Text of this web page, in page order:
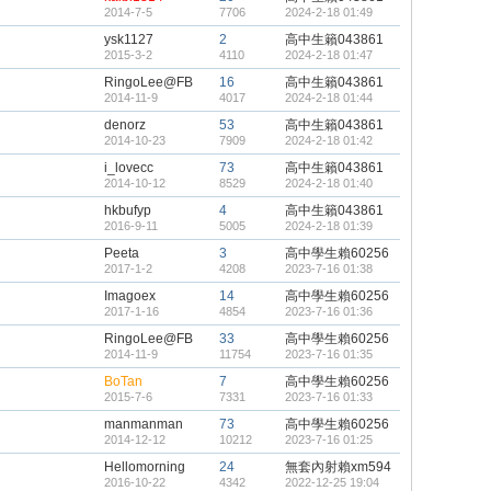
2014-7-5 7706 2024-2-18 01:49
ysk1127
2015-3-2
2
4110
高中生籟043861
2024-2-18 01:47
RingoLee@FB
2014-11-9
16
4017
高中生籟043861
2024-2-18 01:44
denorz
2014-10-23
53
7909
高中生籟043861
2024-2-18 01:42
i_lovecc
2014-10-12
73
8529
高中生籟043861
2024-2-18 01:40
hkbufyp
2016-9-11
4
5005
高中生籟043861
2024-2-18 01:39
Peeta
2017-1-2
3
4208
高中學生賴60256
2023-7-16 01:38
Imagoex
2017-1-16
14
4854
高中學生賴60256
2023-7-16 01:36
RingoLee@FB
2014-11-9
33
11754
高中學生賴60256
2023-7-16 01:35
BoTan
2015-7-6
7
7331
高中學生賴60256
2023-7-16 01:33
manmanman
2014-12-12
73
10212
高中學生賴60256
2023-7-16 01:25
Hellomorning
2016-10-22
24
4342
無套內射賴xm594
2022-12-25 19:04